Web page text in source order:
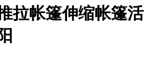
拉帐篷伸缩帐篷活